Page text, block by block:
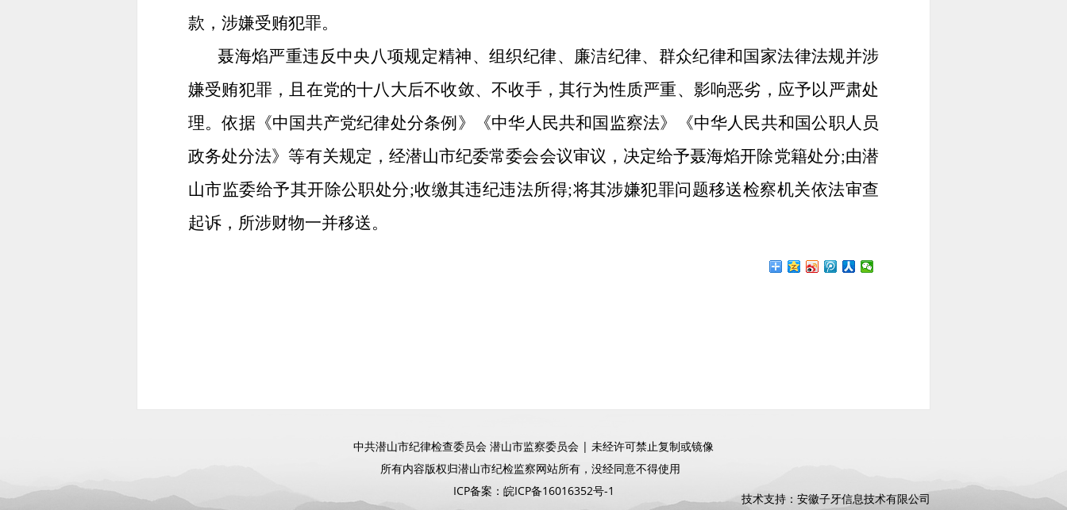
款，涉嫌受贿犯罪。
聂海焰严重违反中央八项规定精神、组织纪律、廉洁纪律、群众纪律和国家法律法规并涉
嫌受贿犯罪，且在党的十八大后不收敛、不收手，其行为性质严重、影响恶劣，应予以严肃处
理。依据《中国共产党纪律处分条例》《中华人民共和国监察法》《中华人民共和国公职人员
政务处分法》等有关规定，经潜山市纪委常委会会议审议，决定给予聂海焰开除党籍处分;由潜
山市监委给予其开除公职处分;收缴其违纪违法所得;将其涉嫌犯罪问题移送检察机关依法审查
起诉，所涉财物一并移送。
中共潜山市纪律检查委员会 潜山市监察委员会 | 未经许可禁止复制或镜像
所有内容版权归潜山市纪检监察网站所有，没经同意不得使用
ICP备案： 皖ICP备16016352号-1
技术支持：安徽子牙信息技术有限公司